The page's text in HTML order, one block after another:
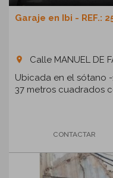
Garaje en Ibi - REF.:
room
Calle MANUEL DE
Ubicada en el sótano -
37 metros cuadrados
CONTACTAR
Previous